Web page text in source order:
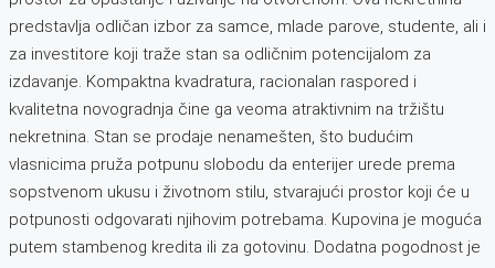
predstavlja odličan izbor za samce, mlade parove, studente, ali i
za investitore koji traže stan sa odličnim potencijalom za
izdavanje. Kompaktna kvadratura, racionalan raspored i
kvalitetna novogradnja čine ga veoma atraktivnim na tržištu
nekretnina. Stan se prodaje nenamešten, što budućim
vlasnicima pruža potpunu slobodu da enterijer urede prema
sopstvenom ukusu i životnom stilu, stvarajući prostor koji će u
potpunosti odgovarati njihovim potrebama. Kupovina je moguća
putem stambenog kredita ili za gotovinu. Dodatna pogodnost je